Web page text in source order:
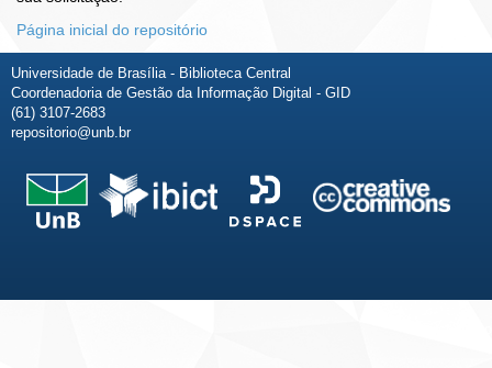
Página inicial do repositório
Universidade de Brasília - Biblioteca Central
Coordenadoria de Gestão da Informação Digital - GID
(61) 3107-2683
repositorio@unb.br